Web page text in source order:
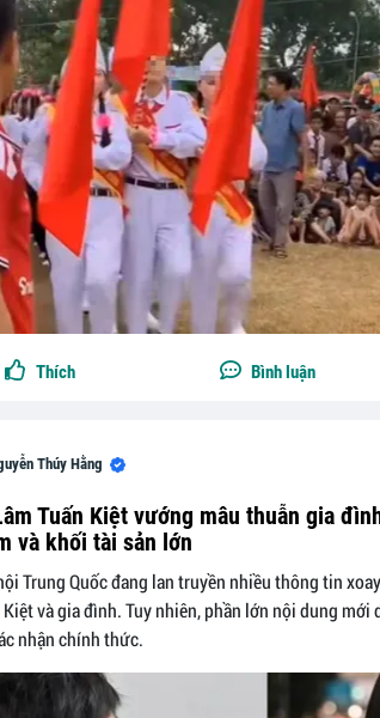
Thích Bình luận
Thúy Hằng
Tuấn Kiệt vướng mâu thuẫn gia
và khối tài sản lớn
Trung Quốc đang lan truyền nhiều thông tin
Kiệt và gia đình. Tuy nhiên, phần lớn nội dung
nhận chính thức.